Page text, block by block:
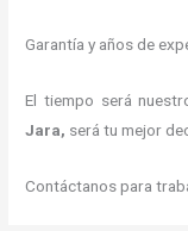
Garantía y años de
El tiempo será
Jara, será tu mejor
Contáctanos para